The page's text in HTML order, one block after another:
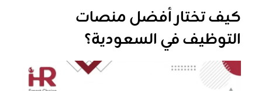
كيف تختار أفضل منصات
التوظيف في السعودية؟